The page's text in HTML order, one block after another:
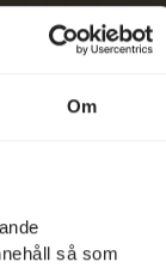
Om
så som